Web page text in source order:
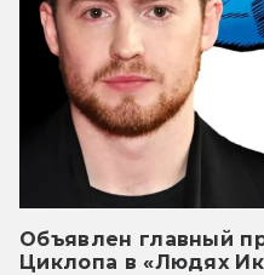
Объявлен главный
Циклопа в «Людях